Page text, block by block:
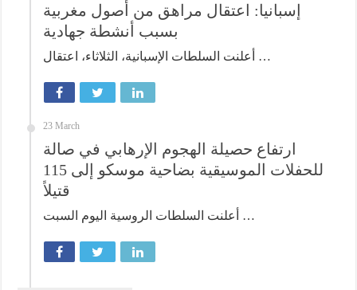
إسبانيا: اعتقال مراهق من أصول مغربية
بسبب أنشطة جهادية
أعلنت السلطات الإسبانية، الثلاثاء، اعتقال …
23 March
ارتفاع حصيلة الهجوم الإرهابي في صالة
للحفلات الموسيقية بضاحية موسكو إلى 115
قتيلاً
أعلنت السلطات الروسية اليوم السبت …